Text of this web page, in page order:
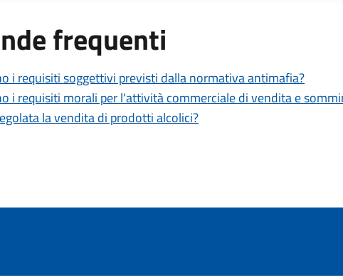
frequenti
i requisiti soggettivi previsti dalla normativa antimafia?
i requisiti morali per l'attività commerciale di vendita e
la vendita di prodotti alcolici?